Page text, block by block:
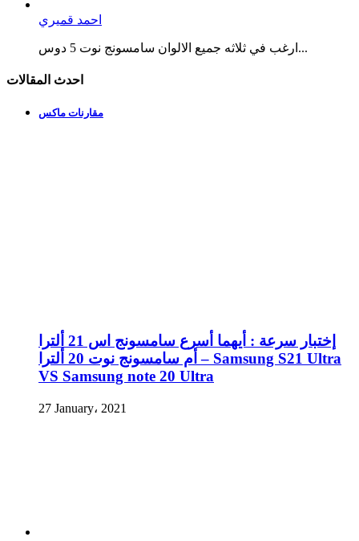
احمد قميري
ارغب في ثلاثه جميع الالوان سامسونج نوت 5 دوس...
احدث المقالات
مقارنات ماكس
إختبار سرعة : أيهما أسرع سامسونج اس 21 ألترا
أم سامسونج نوت 20 ألترا – Samsung S21 Ultra
VS Samsung note 20 Ultra
27 January، 2021